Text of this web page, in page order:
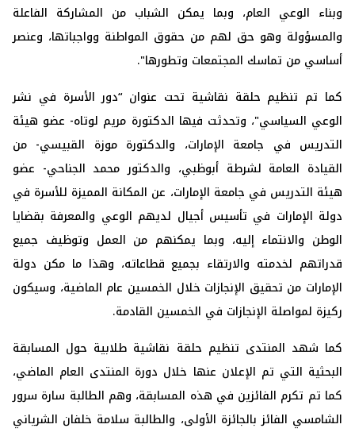
وبناء الوعي العام، وبما يمكن الشباب من المشاركة الفاعلة
والمسؤولة وهو حق لهم من حقوق المواطنة وواجباتها، وعنصر
أساسي من تماسك المجتمعات وتطورها".
كما تم تنظيم حلقة نقاشية تحت عنوان “دور الأسرة في نشر
الوعي السياسي"، وتحدثت فيها الدكتورة مريم لوتاه- عضو هيئة
التدريس في جامعة الإمارات، والدكتورة موزة القبيسي- من
القيادة العامة لشرطة أبوظبي، والدكتور محمد الجناحي- عضو
هيئة التدريس في جامعة الإمارات، عن المكانة المميزة للأسرة في
دولة الإمارات في تأسيس أجيال لديهم الوعي والمعرفة بقضايا
الوطن والانتماء إليه، وبما يمكنهم من العمل وتوظيف جميع
قدراتهم لخدمته والارتقاء بجميع قطاعاته، وهذا ما مكن دولة
الإمارات من تحقيق الإنجازات خلال الخمسين عام الماضية، وسيكون
ركيزة لمواصلة الإنجازات في الخمسين القادمة.
كما شهد المنتدى تنظيم حلقة نقاشية طلابية حول المسابقة
البحثية التي تم الإعلان عنها خلال دورة المنتدى العام الماضي،
كما تم تكرم الفائزين في هذه المسابقة، وهم الطالبة سارة سرور
الشامسي الفائز بالجائزة الأولى، والطالبة سلامة خلفان الشرياني